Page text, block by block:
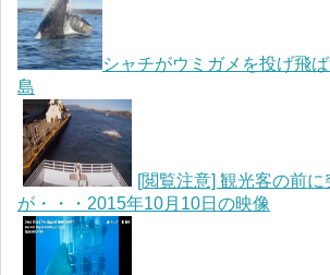
シャチがウミガメを投げ飛
島
[閲覧注意] 観光客の前
が・・・2015年10月10日の映像